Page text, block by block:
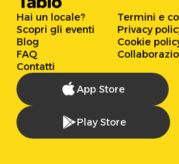
Hai un locale?
Scopri gli eventi
Blog
FAQ
Contatti
Termini e
Privacy
Cookie
App Store
Play Store